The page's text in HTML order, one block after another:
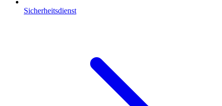
Sicherheitsdienst